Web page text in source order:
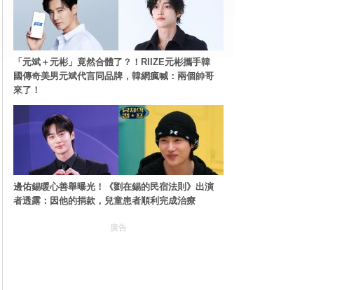
「元斌＋元彬」竟然合體了？！RIIZE元彬攜手韓
國傳奇美男元斌代言同品牌，韓網瘋喊：兩個帥哥
來了！
邊佑錫暖心善舉曝光！《劉在錫的民宿法則》出演
者透露：因他的捐款，兒童患者順利完成治療
廣告